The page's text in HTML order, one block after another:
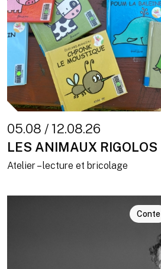
05.08 / 12.08.26
LES ANIMAUX RIGOLOS
Atelier – lecture et bricolage
Conte